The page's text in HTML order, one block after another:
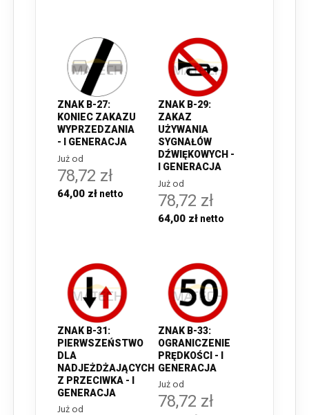
ZNAK B-27:
KONIEC ZAKAZU
WYPRZEDZANIA
- I GENERACJA
Już od
78,72 zł
64,00 zł
ZNAK B-29:
ZAKAZ
UŻYWANIA
SYGNAŁÓW
DŹWIĘKOWYCH -
I GENERACJA
Już od
78,72 zł
64,00 zł
ZNAK B-31:
PIERWSZEŃSTWO
DLA
NADJEŻDŻAJĄCYCH
Z PRZECIWKA - I
GENERACJA
Już od
ZNAK B-33:
OGRANICZENIE
PRĘDKOŚCI - I
GENERACJA
Już od
78,72 zł